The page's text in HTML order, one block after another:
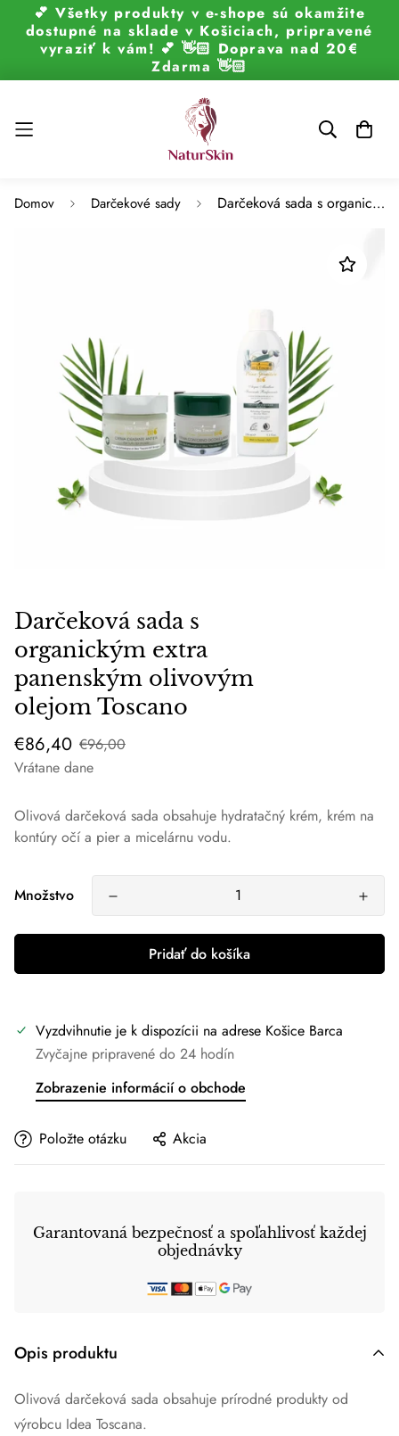
💕 Všetky produkty v e-shope sú okamžite
dostupné na sklade v Košiciach, pripravené
vyraziť k vám! 💕 👋🏻 Doprava nad 20€
Zdarma 👋🏻
Domov Darčekové sady Darčeková sada s organickým extra panenským olivovým olejom Toscano
Darčeková sada s
organickým extra
panenským olivovým
olejom Toscano
Predajná
cena
€86,40
Bežná
cena
€96,00
Vrátane dane
Olivová darčeková sada obsahuje hydratačný krém, krém na
kontúry očí a pier a micelárnu vodu.
Množstvo
Pridať do košíka
Vyzdvihnutie je k dispozícii na adrese Košice Barca
Zvyčajne pripravené do 24 hodín
Zobrazenie informácií o obchode
Položte otázku Akcia
Garantovaná bezpečnosť a spoľahlivosť každej
objednávky
Opis produktu
Olivová darčeková sada obsahuje prírodné produkty od
výrobcu Idea Toscana.